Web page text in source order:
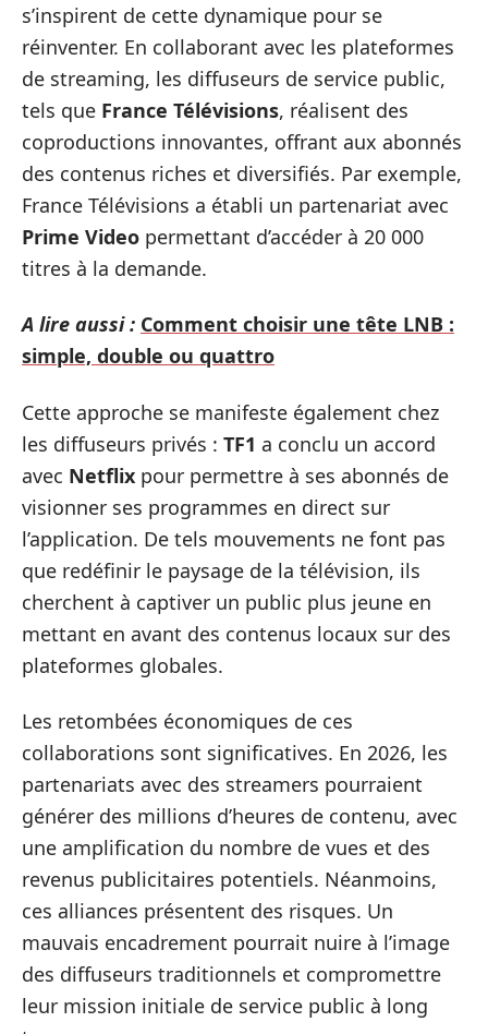
s’inspirent de cette dynamique pour se
réinventer. En collaborant avec les plateformes
de streaming, les diffuseurs de service public,
tels que France Télévisions, réalisent des
coproductions innovantes, offrant aux abonnés
des contenus riches et diversifiés. Par exemple,
France Télévisions a établi un partenariat avec
Prime Video permettant d’accéder à 20 000
titres à la demande.
A lire aussi : Comment choisir une tête LNB :
simple, double ou quattro
Cette approche se manifeste également chez
les diffuseurs privés : TF1 a conclu un accord
avec Netflix pour permettre à ses abonnés de
visionner ses programmes en direct sur
l’application. De tels mouvements ne font pas
que redéfinir le paysage de la télévision, ils
cherchent à captiver un public plus jeune en
mettant en avant des contenus locaux sur des
plateformes globales.
Les retombées économiques de ces
collaborations sont significatives. En 2026, les
partenariats avec des streamers pourraient
générer des millions d’heures de contenu, avec
une amplification du nombre de vues et des
revenus publicitaires potentiels. Néanmoins,
ces alliances présentent des risques. Un
mauvais encadrement pourrait nuire à l’image
des diffuseurs traditionnels et compromettre
leur mission initiale de service public à long